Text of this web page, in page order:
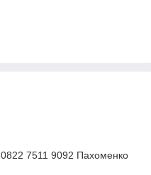
7511 9092 Пахоменко